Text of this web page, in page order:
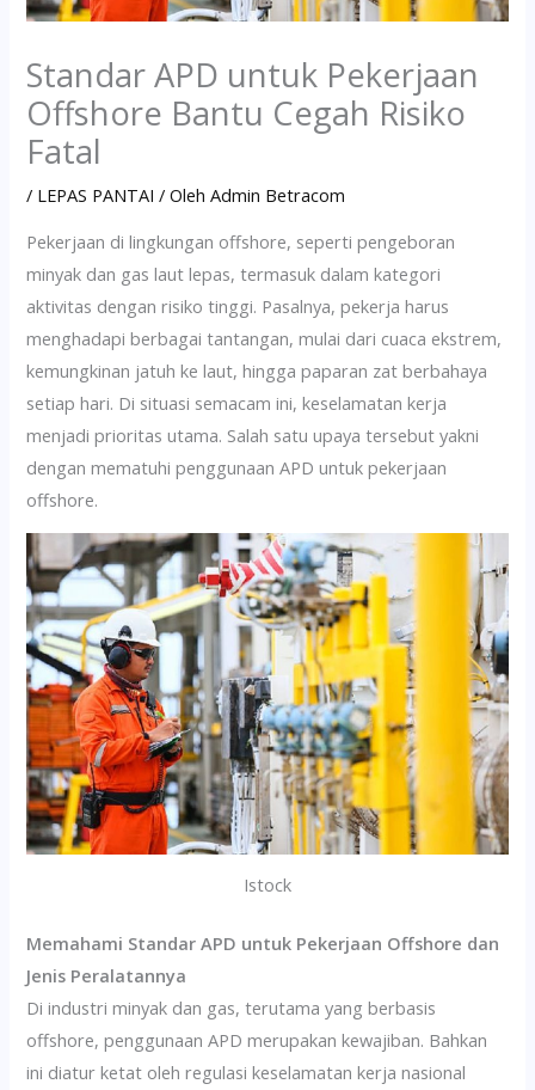
Standar APD untuk Pekerjaan
Offshore Bantu Cegah Risiko
Fatal
/ LEPAS PANTAI / OlehAdmin Betracom
Pekerjaan di lingkungan offshore, seperti pengeboran
minyak dan gas laut lepas, termasuk dalam kategori
aktivitas dengan risiko tinggi. Pasalnya, pekerja harus
menghadapi berbagai tantangan, mulai dari cuaca ekstrem,
kemungkinan jatuh ke laut, hingga paparan zat berbahaya
setiap hari. Di situasi semacam ini, keselamatan kerja
menjadi prioritas utama. Salah satu upaya tersebut yakni
dengan mematuhi penggunaan APD untuk pekerjaan
offshore.
Istock
Memahami Standar APD untuk Pekerjaan Offshore dan
Jenis Peralatannya
Di industri minyak dan gas, terutama yang berbasis
offshore, penggunaan APD merupakan kewajiban. Bahkan
ini diatur ketat oleh regulasi keselamatan kerja nasional